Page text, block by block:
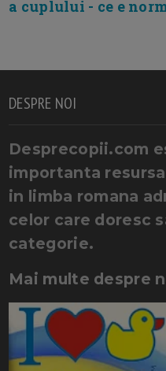
a cuplului - ce e
DESPRE NOI
Desprecopii.com
importanta
in limba romana
celor care doresc
categorie.
Mai multe despre